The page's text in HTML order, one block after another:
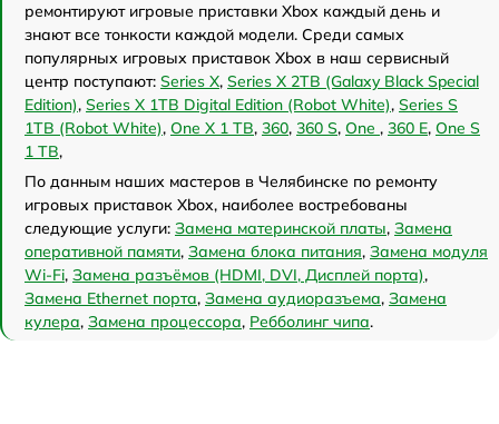
ремонтируют игровые приставки Xbox каждый день и
знают все тонкости каждой модели. Среди самых
популярных игровых приставок Xbox в наш сервисный
центр поступают: Series X, Series X 2TB (Galaxy Black Special
Edition), Series X 1TB Digital Edition (Robot White), Series S
1TB (Robot White), One X 1 TB, 360, 360 S, One , 360 E, One S
1 TB,
По данным наших мастеров в Челябинске по ремонту
игровых приставок Xbox, наиболее востребованы
следующие услуги: Замена материнской платы, Замена
оперативной памяти, Замена блока питания, Замена модуля
Wi-Fi, Замена разъёмов (HDMI, DVI, Дисплей порта),
Замена Ethernet порта, Замена аудиоразъема, Замена
кулера, Замена процессора, Ребболинг чипа.